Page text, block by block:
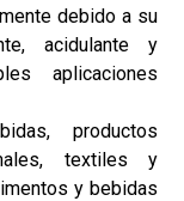
debido a su
acidulante y
aplicaciones
productos
textiles y
y bebidas